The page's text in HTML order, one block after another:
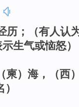
历；（有人认
生气或恼怒）
柬）海，（西